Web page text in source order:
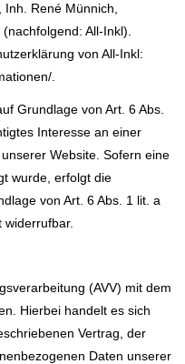
René Münnich,
All-Inkl).
von All-Inkl:
Grundlage von Art. 6 Abs.
Interesse an einer
Website. Sofern eine
wurde, erfolgt die
von Art. 6 Abs. 1 lit. a
widerrufbar.
(AVV) mit dem
Hierbei handelt es sich
Vertrag, der
Daten unserer